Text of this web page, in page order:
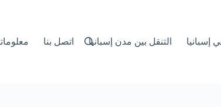
إسبانيا التنقل بين مدن إسبانيا اتصل بنا